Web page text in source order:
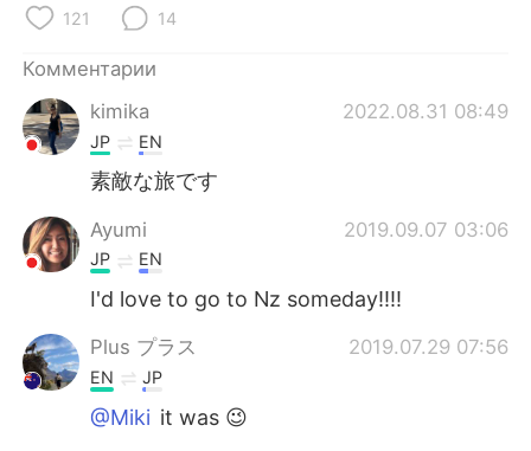
121 14
Комментарии
kimika
2022.08.31 08:49
JP EN
素敵な旅です
Ayumi 2019.09.07 03:06
JP EN
I'd love to go to Nz someday!!!!
Plus プラス 2019.07.29 07:56
EN JP
@Miki it was 😉